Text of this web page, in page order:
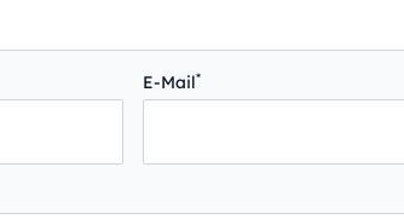
E-Mail*